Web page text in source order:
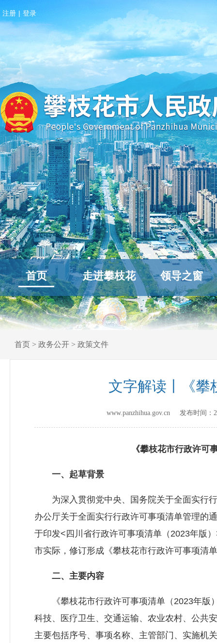
注册 | 登录
首页 走进攀枝花 领导之窗
首页 > 政务公开 > 政策文件
文字解读丨《攀
www.panzhihua.gov.cn 发布时间：
《攀枝花市行政许可事
一、起草背景
为深入贯彻党中央、国务院关于全面实行行
办公厅关于全面实行行政许可事项清单管理的
于印发<四川省行政许可事项清单（2023年版
市实际，修订形成《攀枝花市行政许可事项清
二、主要内容
《攀枝花市行政许可事项清单（2023年版
科技、医疗卫生、交通运输、农业农村、公共
主要包括序号、事项名称、主管部门、实施机